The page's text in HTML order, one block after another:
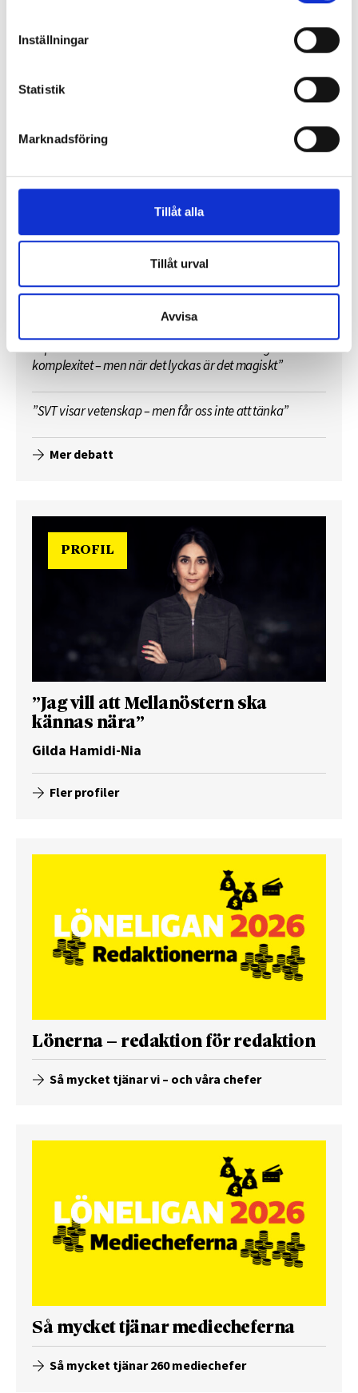
Inställningar
Statistik
Marknadsföring
Tillåt alla
Tillåt urval
Avvisa
mediepolitiken.
Debatt
infrastruktur”
Instagram för att nå hela befolkningen”
”Public service behöver återta ägandet från
Replik: ”Tv-mediet har svårare att bära verklig
komplexitet – men när det lyckas är det magiskt”
”SVT visar vetenskap – men får oss inte att tänka”
Mer debatt
PROFIL
”Jag vill att Mellanöstern ska
kännas nära”
Gilda Hamidi-Nia
Fler profiler
Lönerna – redaktion för redaktion
Så mycket tjänar vi – och våra chefer
Så mycket tjänar mediecheferna
Så mycket tjänar 260 mediechefer